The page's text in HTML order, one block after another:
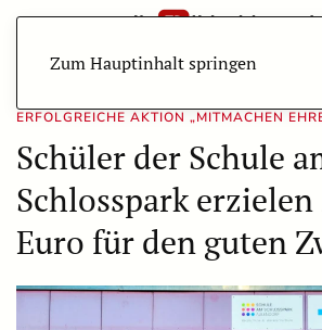
Zum Hauptinhalt springen
ERFOLGREICHE AKTION „MITMACHEN
Schüler der Schule
Schlosspark erzielen
Euro für den guten